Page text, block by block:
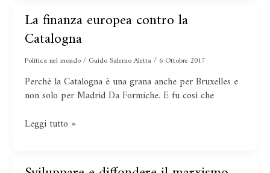
La finanza europea contro la
Catalogna
Politica nel mondo/ Guido Salerno Aletta/ 6 Ottobre 2017
Perché la Catalogna è una grana anche per Bruxelles e
non solo per Madrid Da Formiche. E fu così che
La
finanza
europea
contro
Catalogna
Leggi tutto »